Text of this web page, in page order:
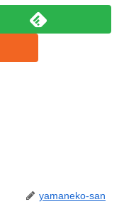
yamaneko-san